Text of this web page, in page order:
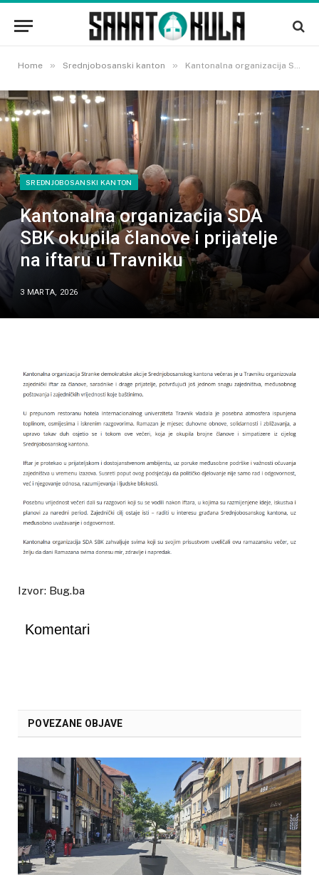
Home » Srednjobosanski kanton » Kantonalna organizacija SDA SBK okupila članove i prijatelje na iftaru u Travniku
SREDNJOBOSANSKI KANTON
Kantonalna organizacija SDA
SBK okupila članove i prijatelje
na iftaru u Travniku
3 MARTA, 2026
Izvor: Bug.ba
Komentari
POVEZANE OBJAVE